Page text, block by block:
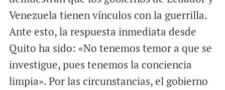
Venezuela tienen vínculos con la guerrilla.
Ante esto, la respuesta inmediata desde
Quito ha sido: «No tenemos temor a que se
investigue, pues tenemos la conciencia
limpia». Por las circunstancias, el gobierno